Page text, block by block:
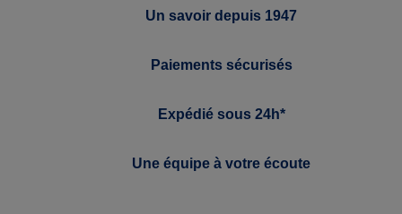
Un savoir depuis 1947
Paiements sécurisés
Expédié sous 24h*
Une équipe à votre écoute